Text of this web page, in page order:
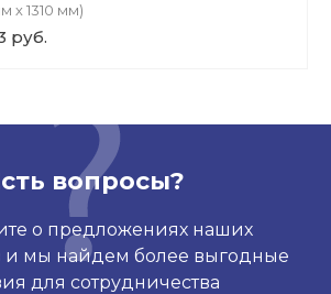
х 1310 мм)
руб.
вопросы?
о предложениях наших
и мы найдем более выгодные
для сотрудничества